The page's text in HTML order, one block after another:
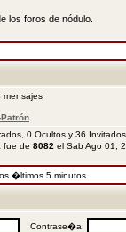
los foros de nódulo.
mensajes
0 Ocultos y 36
fue de 8082 el Sab Ago 01,
�ltimos 5 minutos
Contrase�a: